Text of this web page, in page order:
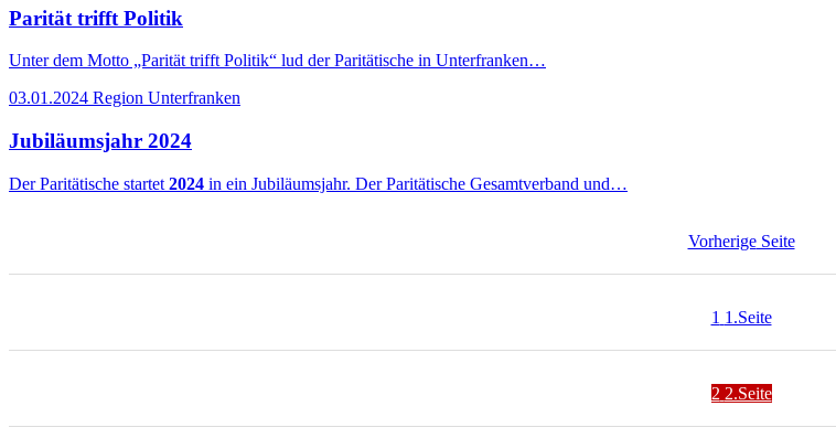
Parität trifft Politik
Unter dem Motto „Parität trifft Politik“ lud der Paritätische in Unterfranken…
03.01.2024 Region Unterfranken
Jubiläumsjahr 2024
Der Paritätische startet 2024 in ein Jubiläumsjahr. Der Paritätische Gesamtverband und…
VorherigeSeite
1 1.Seite
2 2.Seite